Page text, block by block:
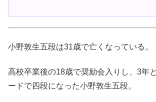
小野敦生五段は31歳で亡くなっている。
高校卒業後の18歳で奨励会入りし、3年
ードで四段になった小野敦生五段。